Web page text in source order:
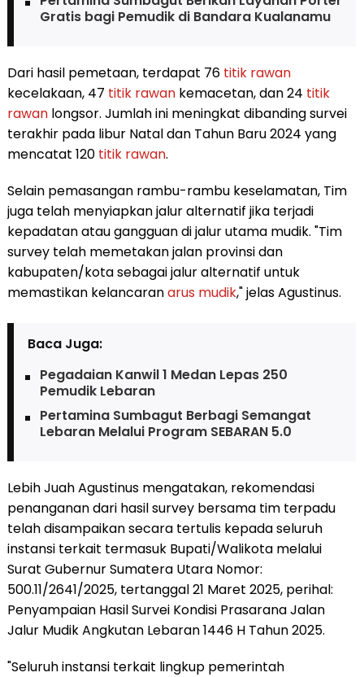
Gratis bagi Pemudik di Bandara Kualanamu
Dari hasil pemetaan, terdapat 76 titik rawan
kecelakaan, 47 titik rawankemacetan, dan 24 titik
rawanlongsor. Jumlah ini meningkat dibanding survei
terakhir pada libur Natal dan Tahun Baru 2024 yang
mencatat 120 titik rawan.
Selain pemasangan rambu-rambu keselamatan, Tim
juga telah menyiapkan jalur alternatif jika terjadi
kepadatan atau gangguan di jalur utama mudik. "Tim
survey telah memetakan jalan provinsi dan
kabupaten/kota sebagai jalur alternatif untuk
memastikan kelancaranarus mudik," jelas Agustinus.
Baca Juga:
Pegadaian Kanwil 1 Medan Lepas 250
Pemudik Lebaran
Pertamina Sumbagut Berbagi Semangat
Lebaran Melalui Program SEBARAN 5.0
Lebih Juah Agustinus mengatakan, rekomendasi
penanganan dari hasil survey bersama tim terpadu
telah disampaikan secara tertulis kepada seluruh
instansi terkait termasuk Bupati/Walikota melalui
Surat Gubernur Sumatera Utara Nomor:
500.11/2641/2025, tertanggal 21 Maret 2025, perihal:
Penyampaian Hasil Survei Kondisi Prasarana Jalan
Jalur Mudik Angkutan Lebaran 1446 H Tahun 2025.
"Seluruh instansi terkait lingkup pemerintah